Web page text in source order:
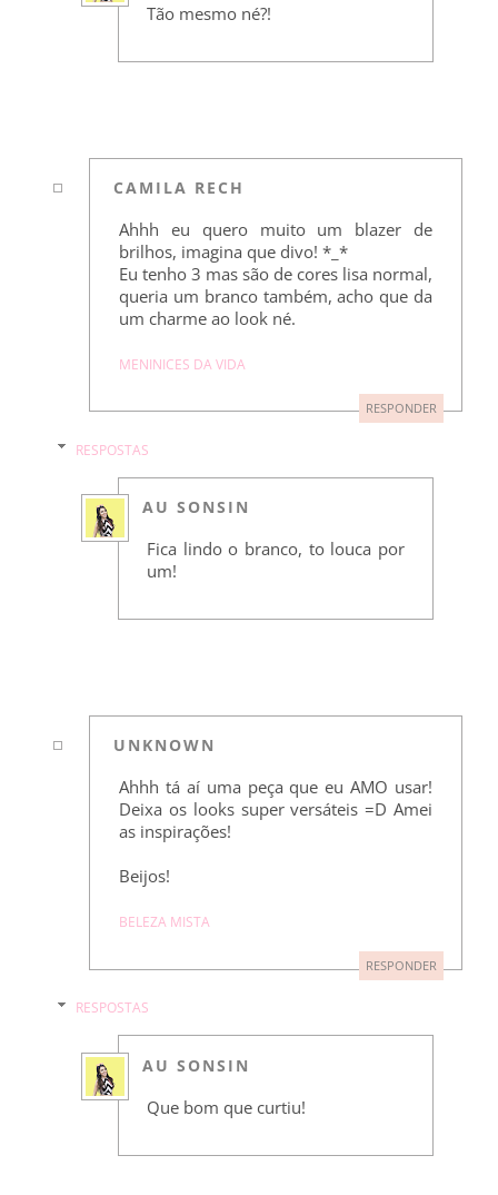
Tão mesmo né?!
CAMILA RECH
Ahhh eu quero muito um blazer de
brilhos, imagina que divo! *_*
Eu tenho 3 mas são de cores lisa normal,
queria um branco também, acho que da
um charme ao look né.
MENINICES DA VIDA
RESPONDER
RESPOSTAS
AU SONSIN
Fica lindo o branco, to louca por
um!
UNKNOWN
Ahhh tá aí uma peça que eu AMO usar!
Deixa os looks super versáteis =D Amei
as inspirações!
Beijos!
BELEZA MISTA
RESPONDER
RESPOSTAS
AU SONSIN
Que bom que curtiu!